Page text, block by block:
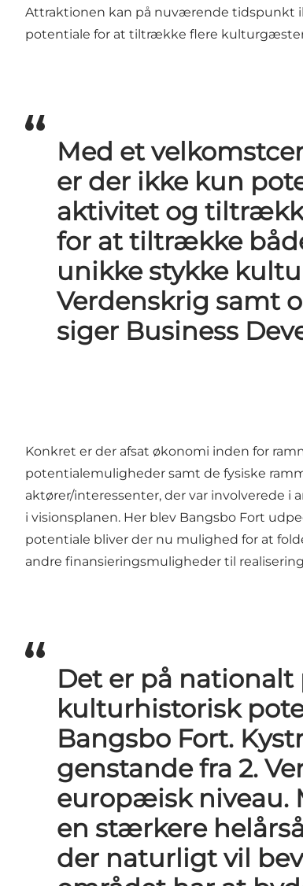
Attraktionen kan på nuværende tidspunkt
potentiale for at tiltrække flere
Med et
er der ikke kun
aktivitet og
for at tiltrække
unikke stykke
Verdenskrig samt
siger Business
Konkret er der afsat økonomi inden for
potentialemuligheder samt de fysiske
aktører/interessenter, der var involverede
i visionsplanen. Her blev Bangsbo Fort
potentiale bliver der nu mulighed for at
andre finansieringsmuligheder til
Det er på nationalt
kulturhistorisk
Bangsbo Fort.
genstande fra 2.
europæisk niveau.
en stærkere
der naturligt vil